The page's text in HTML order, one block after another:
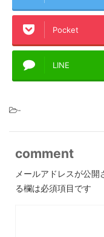
Pocket
LINE
-
comment
メールアドレスが公開
る欄は必須項目です